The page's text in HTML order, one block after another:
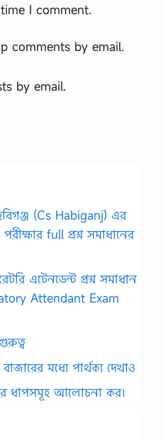
I comment.
comments by email.
by email.
(Cs Habiganj) এর
full প্রশ্ন সমাধানের
এটেনডেন্ট প্রশ্ন সমাধান
Attendant Exam
মধ্যে পার্থক্য দেখাও
ধাপসমূহ আলোচনা কর।